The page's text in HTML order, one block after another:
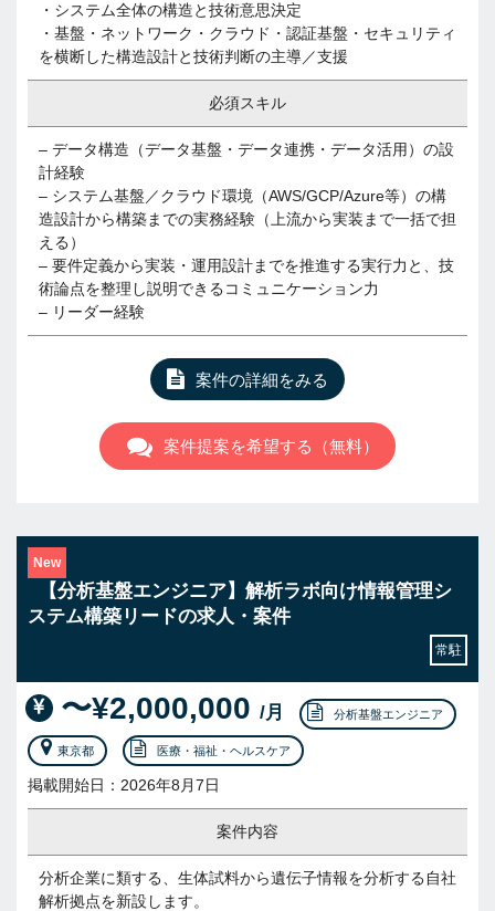
・システム全体の構造と技術意思決定
・基盤・ネットワーク・クラウド・認証基盤・セキュリティ
を横断した構造設計と技術判断の主導／支援
必須スキル
– データ構造（データ基盤・データ連携・データ活用）の設
計経験
– システム基盤／クラウド環境（AWS/GCP/Azure等）の構
造設計から構築までの実務経験（上流から実装まで一括で担
える）
– 要件定義から実装・運用設計までを推進する実行力と、技
術論点を整理し説明できるコミュニケーション力
– リーダー経験
案件の詳細をみる
案件提案を希望する（無料）
New
【分析基盤エンジニア】解析ラボ向け情報管理シ
ステム構築リードの求人・案件
常駐
〜¥2,000,000 /月 分析基盤エンジニア
東京都 医療・福祉・ヘルスケア
掲載開始日：2026年8月7日
案件内容
分析企業に類する、生体試料から遺伝子情報を分析する自社
解析拠点を新設します。